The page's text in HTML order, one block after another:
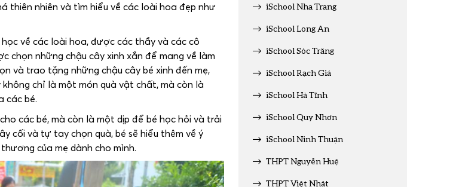
thiên nhiên và tìm hiểu về các loài hoa đẹp như
về các loài hoa, được các thầy và các cô
chọn những chậu cây xinh xắn để mang về làm
và trao tặng những chậu cây bé xinh đến mẹ,
chỉ là một món quà vật chất, mà còn là
các bé.
các bé, mà còn là một dịp để bé học hỏi và trải
cối và tự tay chọn quà, bé sẽ hiểu thêm về ý
của mẹ dành cho mình.
iSchool Nha Trang
iSchool Long An
iSchool Sóc Trăng
iSchool Rạch Giá
iSchool Hà Tĩnh
iSchool Quy Nhơn
iSchool Ninh Thuận
THPT Nguyễn Huệ
THPT Việt Nhật